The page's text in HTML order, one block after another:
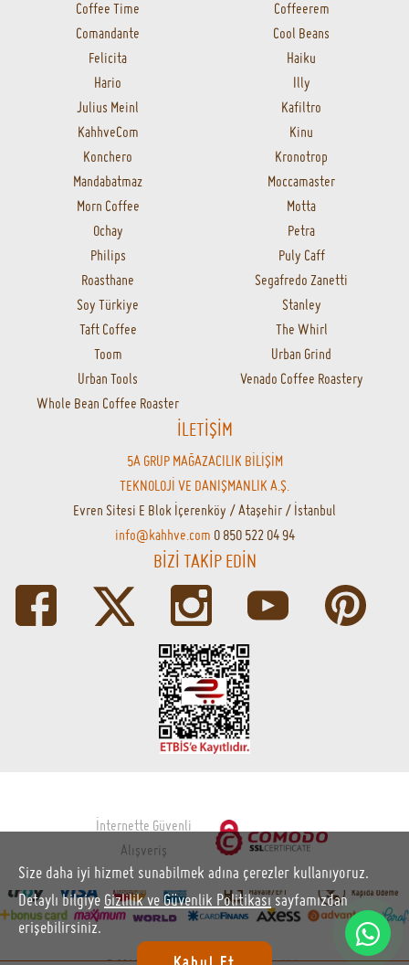
Coffee Time
Coffeerem
Comandante
Cool Beans
Felicita
Haiku
Hario
Illy
Julius Meinl
Kafiltro
KahhveCom
Kinu
Konchero
Kronotrop
Mandabatmaz
Moccamaster
Morn Coffee
Motta
Ochay
Petra
Philips
Puly Caff
Roasthane
Segafredo Zanetti
Soy Türkiye
Stanley
Taft Coffee
The Whirl
Toom
Urban Grind
Urban Tools
Venado Coffee Roastery
Whole Bean Coffee Roaster
İLETİŞİM
5A GRUP MAĞAZACILIK BİLİŞİM
TEKNOLOJİ VE DANIŞMANLIK A.Ş.
Evren Sitesi E Blok İçerenköy / Ataşehir / İstanbul
info@kahhve.com 0 850 522 04 94
BİZİ TAKİP EDİN
İnternette Güvenli
Alışveriş
Size daha iyi hizmet sunabilmek adına çerezler kullanıyoruz.
Detaylı bilgiye Gizlilik ve Güvenlik Politikasısayfamızdan
erişebilirsiniz.